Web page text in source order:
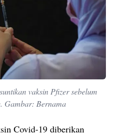
vaksin Pfizer sebelum
Gambar: Bernama
Covid-19 diberikan